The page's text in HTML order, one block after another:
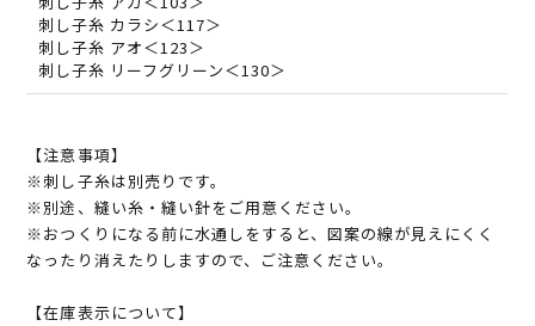
刺し子糸 カラシ＜117＞
刺し子糸 アオ＜123＞
刺し子糸 リーフグリーン＜130＞
【注意事項】
※刺し子糸は別売りです。
※別途、縫い糸・縫い針をご用意ください。
※おつくりになる前に水通しをすると、図案の線が見えにくく
なったり消えたりしますので、ご注意ください。
【在庫表示について】